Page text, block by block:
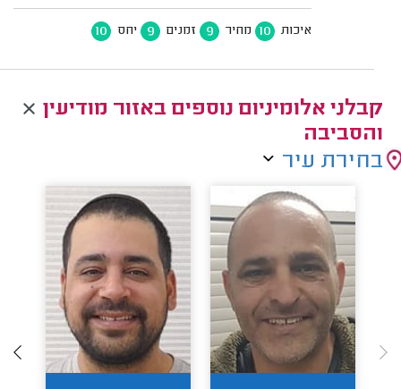
איכות 10 מחיר 9 זמנים 9 יחס 10
קבלני אלומיניום נוספים באזור מודיעין
והסביבה
בחירת עיר